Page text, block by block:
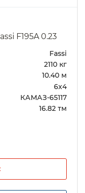
F195A 0.23
Fassi
2110 кг
10.40 м
6х4
КАМАЗ-65117
16.82 тм